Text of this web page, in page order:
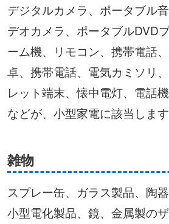
デジタルカメラ、ポータブル
デオカメラ、ポータブルDVD
ーム機、リモコン、携帯電話
卓、携帯電話、電気カミソリ
レット端末、懐中電灯、電話
などが、小型家電に該当します
雑物
スプレー缶、ガラス製品、陶
小型電化製品、鏡、金属製の